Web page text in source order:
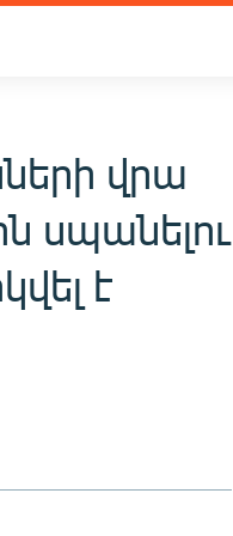
վրա
սպանելու
է